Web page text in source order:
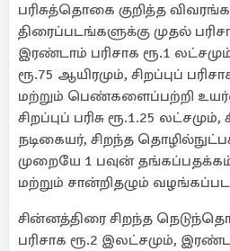
பரிசுத்தொகை குறித்த
திரைப்படங்களுக்கு முதல்
இரண்டாம் பரிசாக ரூ.1
ரூ.75 ஆயிரமும், சிறப்புப்
மற்றும் பெண்களைப்பற்றி
சிறப்புப் பரிசு ரூ.1.25 லட்சமும்,
நடிகையர், சிறந்த
முறையே 1 பவுன் தங்கப்பதக்கம்,
மற்றும் சான்றிதழும்
சின்னத்திரை சிறந்த
பரிசாக ரூ.2 இலட்சமும்,